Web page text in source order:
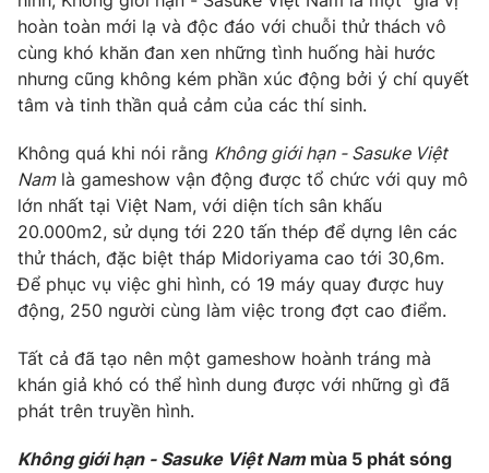
Hậu trường
Nhân vật
Khán giả
Giải sao mai
Điện ảnh
Âm nhạc
Đời sống
Du lịch
Làm đẹp
Chất lượng cuộc sống
Giáo dục
Tuyển sinh
Học trực tuyến
Công nghệ
Hitech Công nghệ tương lai
Sản phẩm
Thị trường
Tư vấn
Giao lưu trực tuyến
Lịch phát sóng
Chuyên mục khác
Emagazine
hoàn toàn mới lạ và độc đáo với chuỗi thử thách vô
cùng khó khăn đan xen những tình huống hài hước
nhưng cũng không kém phần xúc động bởi ý chí quyết
tâm và tinh thần quả cảm của các thí sinh.
Không quá khi nói rằng Không giới hạn - Sasuke Việt
Namlà gameshow vận động được tổ chức với quy mô
lớn nhất tại Việt Nam, với diện tích sân khấu
20.000m2, sử dụng tới 220 tấn thép để dựng lên các
thử thách, đặc biệt tháp Midoriyama cao tới 30,6m.
Để phục vụ việc ghi hình, có 19 máy quay được huy
động, 250 người cùng làm việc trong đợt cao điểm.
Tất cả đã tạo nên một gameshow hoành tráng mà
khán giả khó có thể hình dung được với những gì đã
phát trên truyền hình.
Không giới hạn - Sasuke Việt Nammùa 5 phát sóng